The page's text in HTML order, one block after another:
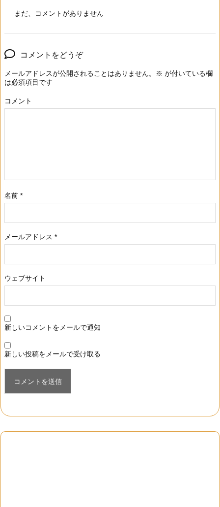
まだ、コメントがありません
コメントをどうぞ
メールアドレスが公開されることはありません。 ※ が付いている欄
は必須項目です
コメント
名前 *
メールアドレス *
ウェブサイト
新しいコメントをメールで通知
新しい投稿をメールで受け取る